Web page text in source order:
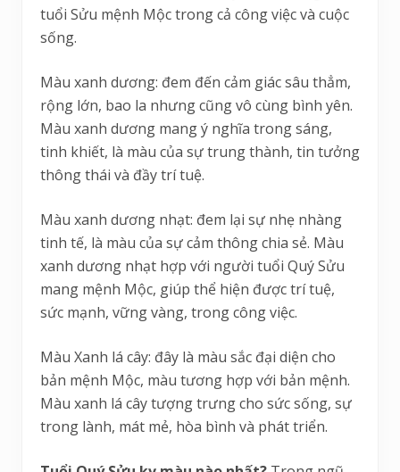
tuổi Sửu mệnh Mộc trong cả công việc và cuộc
sống.
Màu xanh dương: đem đến cảm giác sâu thẳm,
rộng lớn, bao la nhưng cũng vô cùng bình yên.
Màu xanh dương mang ý nghĩa trong sáng,
tinh khiết, là màu của sự trung thành, tin tưởng
thông thái và đầy trí tuệ.
Màu xanh dương nhạt: đem lại sự nhẹ nhàng
tinh tế, là màu của sự cảm thông chia sẻ. Màu
xanh dương nhạt hợp với người tuổi Quý Sửu
mang mệnh Mộc, giúp thể hiện được trí tuệ,
sức mạnh, vững vàng, trong công việc.
Màu Xanh lá cây: đây là màu sắc đại diện cho
bản mệnh Mộc, màu tương hợp với bản mệnh.
Màu xanh lá cây tượng trưng cho sức sống, sự
trong lành, mát mẻ, hòa bình và phát triển.